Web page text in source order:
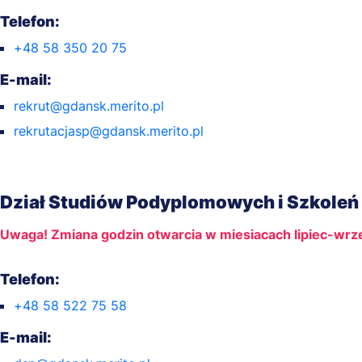
Telefon:
+48 58 350 20 75
E-mail:
rekrut@gdansk.merito.pl
rekrutacjasp@gdansk.merito.pl
Dział Studiów Podyplomowych i Szkoleń
Uwaga! Zmiana godzin otwarcia w miesiacach lipiec-
Telefon:
+48 58 522 75 58
E-mail: